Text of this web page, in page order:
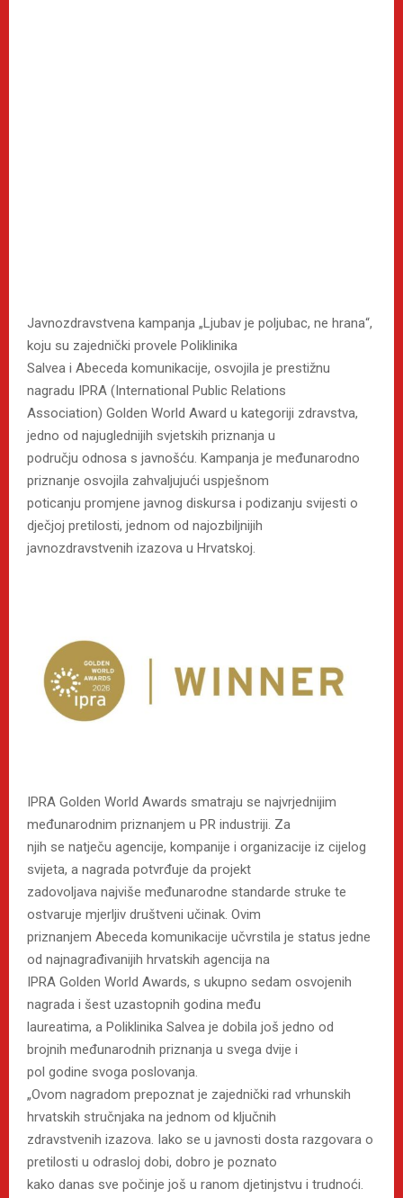
Javnozdravstvena kampanja „Ljubav je poljubac, ne hrana“,
koju su zajednički provele Poliklinika
Salvea i Abeceda komunikacije, osvojila je prestižnu
nagradu IPRA (International Public Relations
Association) Golden World Award u kategoriji zdravstva,
jedno od najuglednijih svjetskih priznanja u
području odnosa s javnošću. Kampanja je međunarodno
priznanje osvojila zahvaljujući uspješnom
poticanju promjene javnog diskursa i podizanju svijesti o
dječjoj pretilosti, jednom od najozbiljnijih
javnozdravstvenih izazova u Hrvatskoj.
IPRA Golden World Awards smatraju se najvrjednijim
međunarodnim priznanjem u PR industriji. Za
njih se natječu agencije, kompanije i organizacije iz cijelog
svijeta, a nagrada potvrđuje da projekt
zadovoljava najviše međunarodne standarde struke te
ostvaruje mjerljiv društveni učinak. Ovim
priznanjem Abeceda komunikacije učvrstila je status jedne
od najnagrađivanijih hrvatskih agencija na
IPRA Golden World Awards, s ukupno sedam osvojenih
nagrada i šest uzastopnih godina među
laureatima, a Poliklinika Salvea je dobila još jedno od
brojnih međunarodnih priznanja u svega dvije i
pol godine svoga poslovanja.
„Ovom nagradom prepoznat je zajednički rad vrhunskih
hrvatskih stručnjaka na jednom od ključnih
zdravstvenih izazova. Iako se u javnosti dosta razgovara o
pretilosti u odrasloj dobi, dobro je poznato
kako danas sve počinje još u ranom djetinjstvu i trudnoći.